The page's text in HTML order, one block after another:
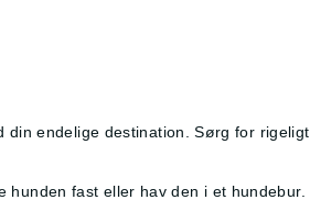
endelige destination. Sørg for rigeligt
fast eller hav den i et hundebur.